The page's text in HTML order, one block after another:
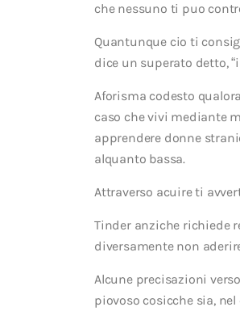
che nessuno ti puo
Quantunque cio ti
dice un superato detto,
Aforisma codesto
caso che vivi mediante
apprendere donne
alquanto bassa.
Attraverso acuire ti
Tinder anziche richiede
diversamente non
Alcune precisazioni
piovoso cosicche sia,